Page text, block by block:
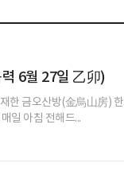
6월 27일 乙卯)
한 금오산방(金烏山房)
일 아침 전해드...